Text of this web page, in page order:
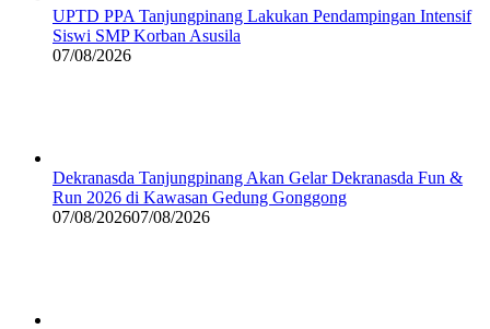
UPTD PPA Tanjungpinang Lakukan Pendampingan Intensif
Siswi SMP Korban Asusila
07/08/2026
Dekranasda Tanjungpinang Akan Gelar Dekranasda Fun &
Run 2026 di Kawasan Gedung Gonggong
07/08/202607/08/2026